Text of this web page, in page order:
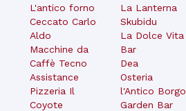
L'antico forno
Ceccato Carlo
Aldo
Macchine da
Caffè Tecno
Assistance
Pizzeria Il
Coyote
La Lanterna
Skubidu
La Dolce Vita
Bar
Dea
Osteria
l'Antico Borgo
Garden Bar